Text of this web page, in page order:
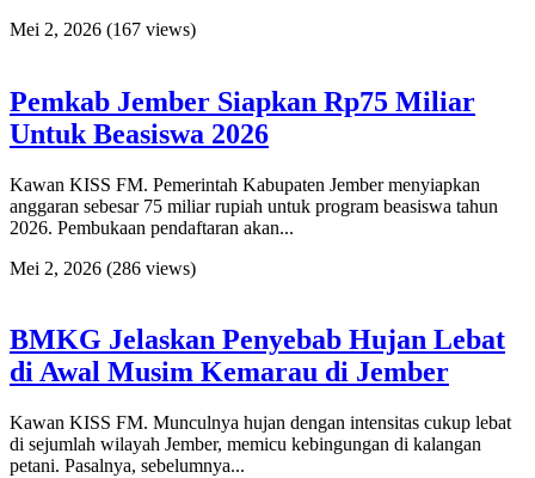
Mei 2, 2026 (167 views)
Pemkab Jember Siapkan Rp75 Miliar
Untuk Beasiswa 2026
Kawan KISS FM. Pemerintah Kabupaten Jember menyiapkan
anggaran sebesar 75 miliar rupiah untuk program beasiswa tahun
2026. Pembukaan pendaftaran akan...
Mei 2, 2026 (286 views)
BMKG Jelaskan Penyebab Hujan Lebat
di Awal Musim Kemarau di Jember
Kawan KISS FM. Munculnya hujan dengan intensitas cukup lebat
di sejumlah wilayah Jember, memicu kebingungan di kalangan
petani. Pasalnya, sebelumnya...